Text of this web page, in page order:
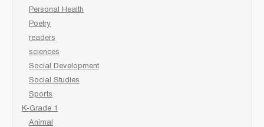
Personal Health
Poetry
readers
sciences
Social Development
Social Studies
Sports
K-Grade 1
Animal